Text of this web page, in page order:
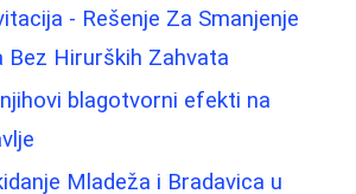
- Rešenje Za Smanjenje
Bez Hirurških Zahvata
blagotvorni efekti na
Mladeža i Bradavica u